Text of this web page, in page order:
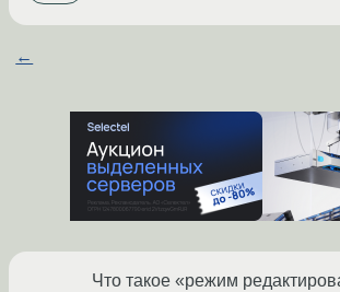
←
Что такое «режим